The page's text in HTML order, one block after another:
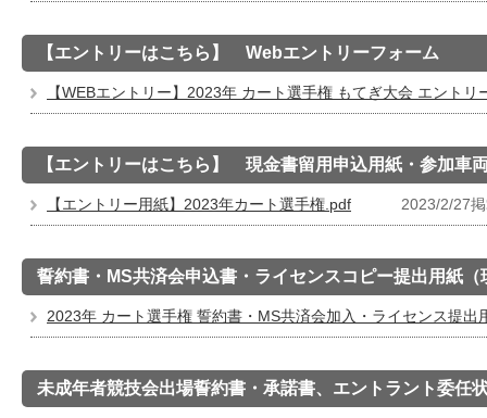
【エントリーはこちら】 Webエントリーフォーム
【WEBエントリー】2023年 カート選手権 もてぎ大会 エントリ
【エントリーはこちら】 現金書留用申込用紙・参加車
【エントリー用紙】2023年カート選手権.pdf 2023/2/27
誓約書・MS共済会申込書・ライセンスコピー提出用紙
2023年 カート選手権 誓約書・MS共済会加入・ライセンス提出
未成年者競技会出場誓約書・承諾書、エントラント委任